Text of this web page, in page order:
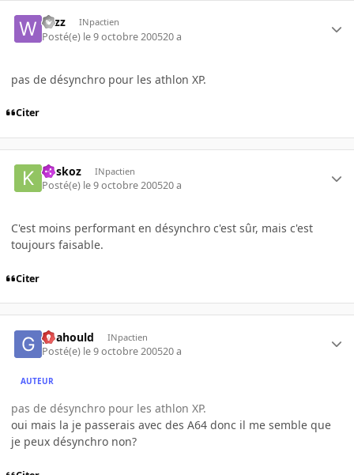
wizz INpactien
Posté(e) le 9 octobre 200520 a
pas de désynchro pour les athlon XP.
Citer
koskoz INpactien
Posté(e) le 9 octobre 200520 a
C'est moins performant en désynchro c'est sûr, mais c'est
toujours faisable.
Citer
goahould INpactien
Posté(e) le 9 octobre 200520 a
AUTEUR
pas de désynchro pour les athlon XP.
oui mais la je passerais avec des A64 donc il me semble que
je peux désynchro non?